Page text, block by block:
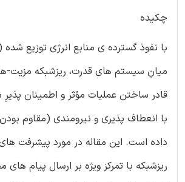
چکیده
میانِ سیستم های قدرت، ریزشبکه مزیت-
قادر ساختن عملیات مؤثر و اطمینان
با انعطاف پذیری و نیرومندی (مقاوم
داده است. این مقاله در مورد پیشرفت
ریزشبکه با تمرکز ویژه بر ارسال پیام